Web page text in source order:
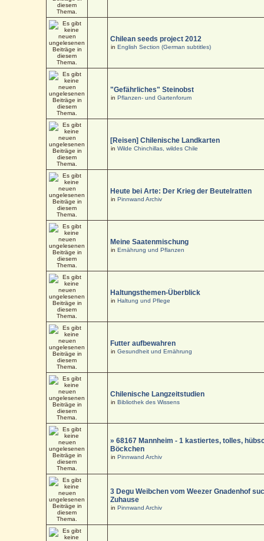
Chilean seeds project 2012
inEnglish Section (German subtitles)
"Gefährliches" Steinobst
inPflanzen- und Gartenforum
[Reisen] Chilenische Landkarten
inWilde Chinchillas, wildes Chile
Heute bei Arte: Der Krieg der Beutelratten
inPinnwand Archiv
Meine Saatenmischung
inErnährung und Pflanzen
Haltungsthemen-Überblick
inHaltung und Pflege
Futter aufbewahren
inGesundheit und Ernährung
Chilenische Langzeitstudien
inBibliothek des Wissens
» 68167 Mannheim - 1 kastiertes, tolles,
Böckchen
inPinnwand Archiv
3 Degu Weibchen vom Weezer Gnadenhof
Zuhause
inPinnwand Archiv